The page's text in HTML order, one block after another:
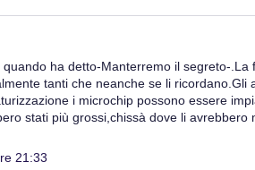
ha detto-Manterremo il segreto-.La
tanti che neanche se li ricordano.Gli
i microchip possono essere
stati più grossi,chissà dove li avrebbero
21:33